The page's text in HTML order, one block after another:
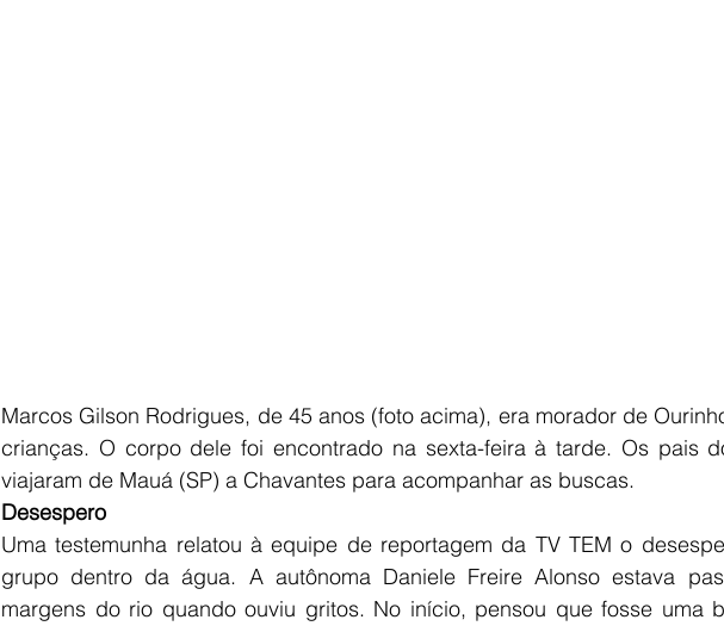
Marcos Gilson Rodrigues, de 45 anos (foto acima), era morador de
crianças. O corpo dele foi encontrado na sexta-feira à tarde. Os pais
viajaram de Mauá (SP) a Chavantes para acompanhar as buscas.
Desespero
Uma testemunha relatou à equipe de reportagem da TV TEM o
grupo dentro da água. A autônoma Daniele Freire Alonso estava
margens do rio quando ouviu gritos. No início, pensou que fosse uma